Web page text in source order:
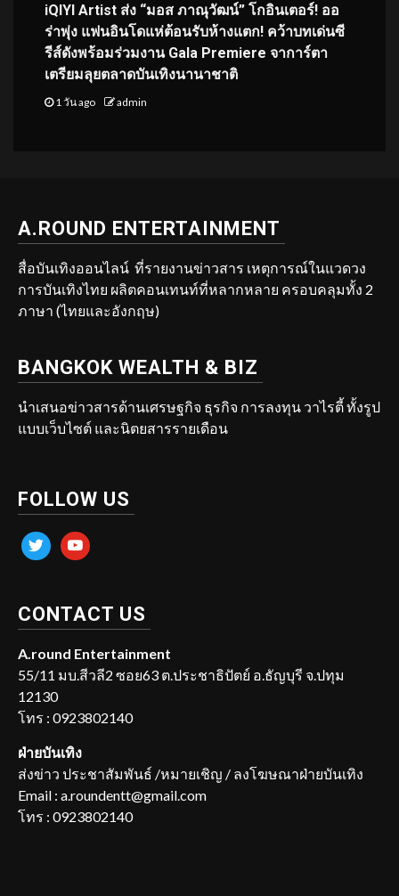
iQIYI Artist ส่ง “มอส ภาณุวัฒน์” โกอินเตอร์! ออ
ร่าพุ่ง แฟนอินโดแห่ต้อนรับห้างแตก! คว้าบทเด่นซี
รีส์ดังพร้อมร่วมงาน Gala Premiere จาการ์ตา
เตรียมลุยตลาดบันเทิงนานาชาติ
1 วัน ago admin
A.ROUND ENTERTAINMENT
สื่อบันเทิงออนไลน์ ที่รายงานข่าวสาร เหตุการณ์ในแวดวง
การบันเทิงไทย ผลิตคอนเทนท์ที่หลากหลาย ครอบคลุมทั้ง 2
ภาษา (ไทยและอังกฤษ)
BANGKOK WEALTH & BIZ
นำเสนอข่าวสารด้านเศรษฐกิจ ธุรกิจ การลงทุน วาไรตี้ ทั้งรูป
แบบเว็บไซต์ และนิตยสารรายเดือน
FOLLOW US
twitter youtube
CONTACT US
A.round Entertainment
55/11 มบ.สีวลี2 ซอย63 ต.ประชาธิปัตย์ อ.ธัญบุรี จ.ปทุม
12130
โทร : 0923802140
ฝ่ายบันเทิง
ส่งข่าว ประชาสัมพันธ์ /หมายเชิญ / ลงโฆษณาฝ่ายบันเทิง
Email : a.roundentt@gmail.com
โทร : 0923802140